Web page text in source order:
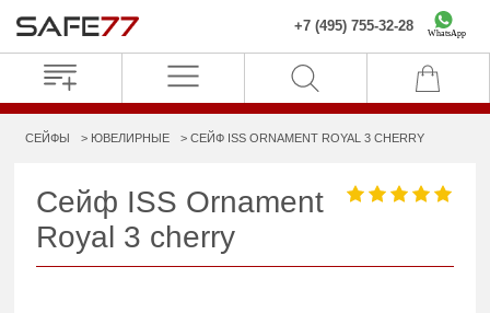
+7 (495) 755-32-28 WhatsApp
СЕЙФЫ ЮВЕЛИРНЫЕ СЕЙФ ISS ORNAMENT ROYAL 3 CHERRY
Сейф ISS Ornament
Royal 3 cherry